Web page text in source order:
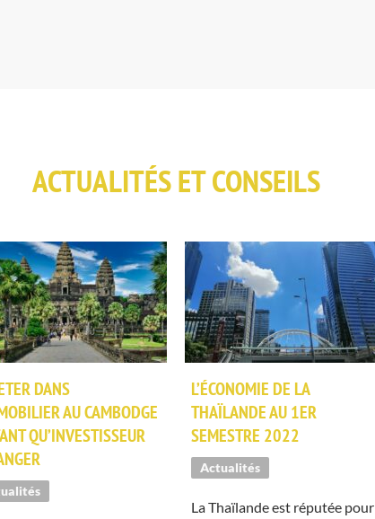
ACTUALITÉS ET CONSEILS
DANS
AU CAMBODGE
QU’INVESTISSEUR
L’ÉCONOMIE DE LA
THAÏLANDE AU 1ER
SEMESTRE 2022
Actualités
La Thaïlande est réputée pour